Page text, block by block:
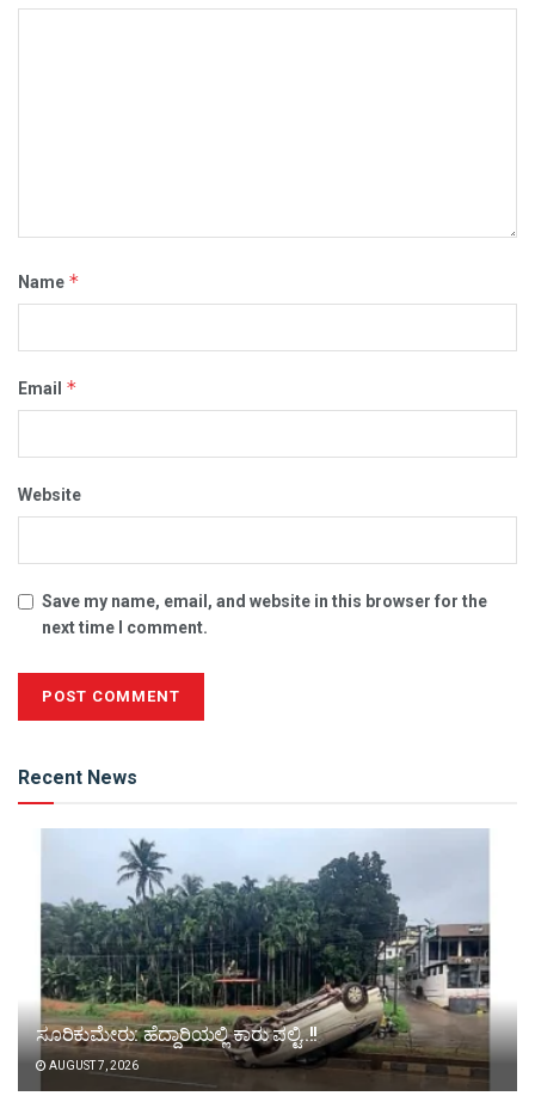
Name *
Email *
Website
Save my name, email, and website in this browser for the
next time I comment.
Recent News
ಸೂರಿಕುಮೇರು: ಹೆದ್ದಾರಿಯಲ್ಲಿ ಕಾರು ಪಲ್ಟಿ..!!
AUGUST 7, 2026